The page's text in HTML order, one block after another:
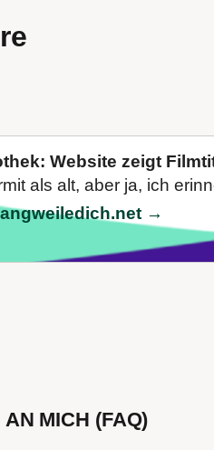
Website zeigt
als alt, aber ja, ich
→
MICH (FAQ)